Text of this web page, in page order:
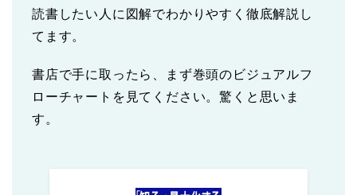
読書したい人に図解でわかりやすく徹底解説し
てます。
書店で手に取ったら、まず巻頭のビジュアルフ
ローチャートを見てください。驚くと思いま
す。